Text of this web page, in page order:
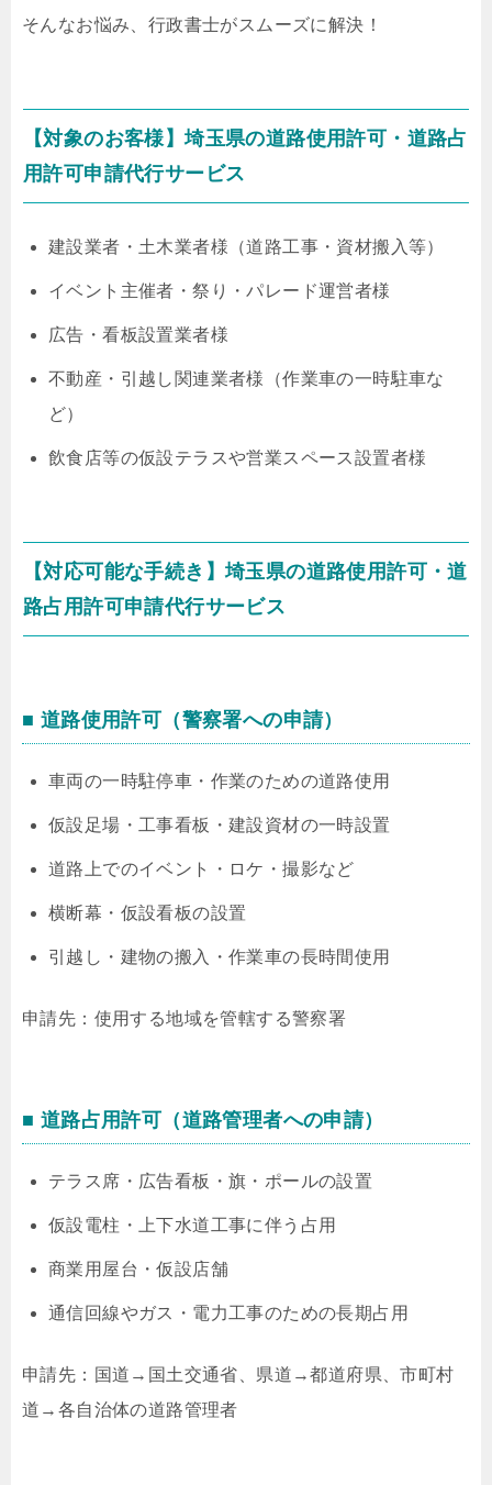
そんなお悩み、行政書士がスムーズに解決！
【対象のお客様】埼玉県の道路使用許可・道路占
用許可申請代行サービス
建設業者・土木業者様（道路工事・資材搬入等）
イベント主催者・祭り・パレード運営者様
広告・看板設置業者様
不動産・引越し関連業者様（作業車の一時駐車な
ど）
飲食店等の仮設テラスや営業スペース設置者様
【対応可能な手続き】埼玉県の道路使用許可・道
路占用許可申請代行サービス
■ 道路使用許可（警察署への申請）
車両の一時駐停車・作業のための道路使用
仮設足場・工事看板・建設資材の一時設置
道路上でのイベント・ロケ・撮影など
横断幕・仮設看板の設置
引越し・建物の搬入・作業車の長時間使用
申請先：使用する地域を管轄する警察署
■ 道路占用許可（道路管理者への申請）
テラス席・広告看板・旗・ポールの設置
仮設電柱・上下水道工事に伴う占用
商業用屋台・仮設店舗
通信回線やガス・電力工事のための長期占用
申請先：国道→国土交通省、県道→都道府県、市町村
道→各自治体の道路管理者